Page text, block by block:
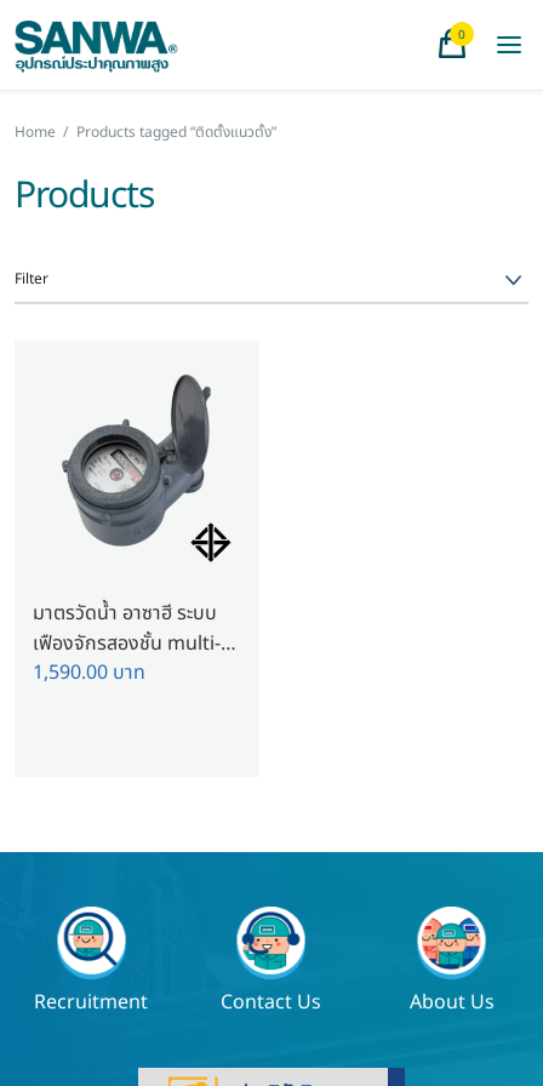
0
Home / Products tagged “ติดตั้งแนวตั้ง”
Products
Filter
มาตรวัดนํ้า อาซาฮี ระบบ
เฟืองจักรสองชั้น multi-
jet 1/2″ สำหรับติดตั้งใน
1,590.00 บาท
Recruitment Contact Us About Us